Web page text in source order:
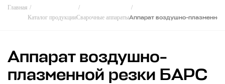
Главная
Каталог продукцииСварочные аппаратыАппарат воздушно-
Аппарат воздушно-
плазменной резки БАРС